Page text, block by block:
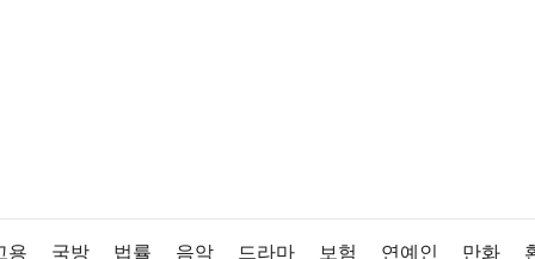
용 국방 법률 음악 드라마 보험 연예인 만화